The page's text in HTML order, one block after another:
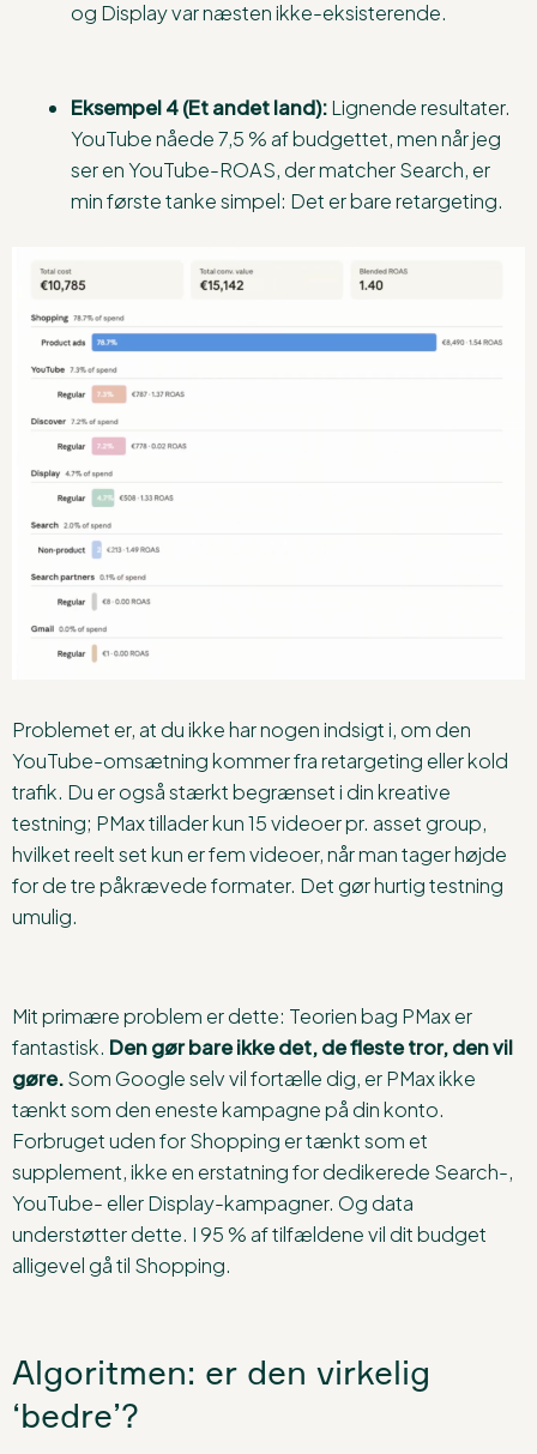
og Display var næsten ikke-eksisterende.
Eksempel 4 (Et andet land):Lignende resultater.
YouTube nåede 7,5 % af budgettet, men når jeg
ser en YouTube-ROAS, der matcher Search, er
min første tanke simpel: Det er bare retargeting.
Problemet er, at du ikke har nogen indsigt i, om den
YouTube-omsætning kommer fra retargeting eller kold
trafik. Du er også stærkt begrænset i din kreative
testning; PMax tillader kun 15 videoer pr. asset group,
hvilket reelt set kun er fem videoer, når man tager højde
for de tre påkrævede formater. Det gør hurtig testning
umulig.
Mit primære problem er dette: Teorien bag PMax er
fantastisk. Den gør bare ikke det, de fleste tror, den vil
gøre.Som Google selv vil fortælle dig, er PMax ikke
tænkt som den eneste kampagne på din konto.
Forbruget uden for Shopping er tænkt som et
supplement, ikke en erstatning for dedikerede Search-,
YouTube- eller Display-kampagner. Og data
understøtter dette. I 95 % af tilfældene vil dit budget
alligevel gå til Shopping.
Algoritmen: er den virkelig
‘bedre’?